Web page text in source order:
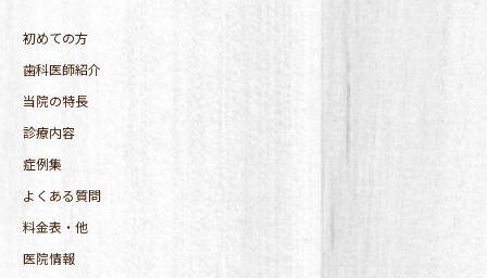
初めての方
歯科医師紹介
当院の特長
診療内容
症例集
よくある質問
料金表・他
医院情報